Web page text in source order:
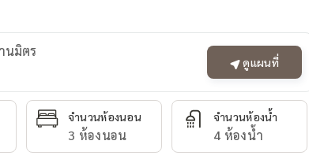
นมิตร
ดูแผนที่
จำนวนห้องนอน
3 ห้องนอน
จำนวนห้องน้ำ
4 ห้องน้ำ